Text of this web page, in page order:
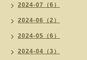
2024-07（6）
2024-06（2）
2024-05（6）
2024-04（3）